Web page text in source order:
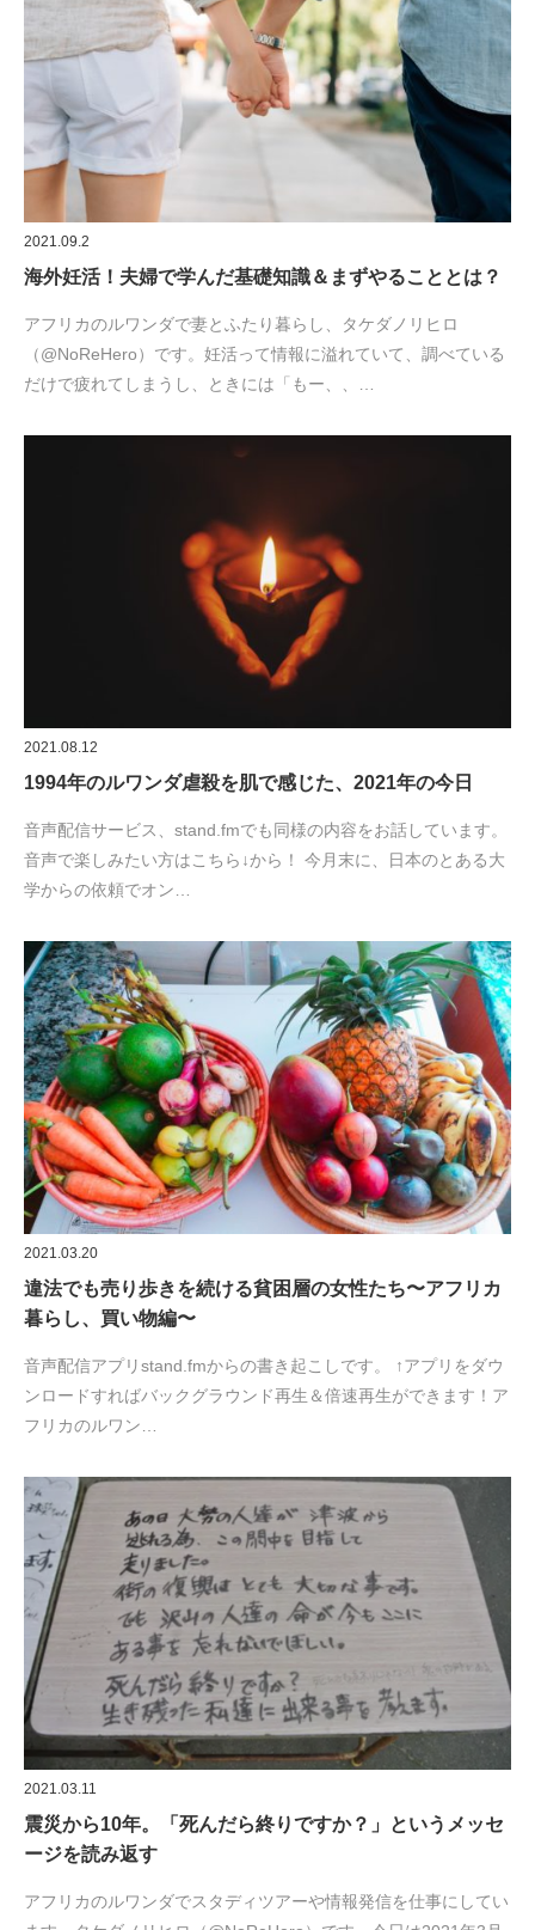
2021.09.2
海外妊活！夫婦で学んだ基礎知識＆まずやることとは？
アフリカのルワンダで妻とふたり暮らし、タケダノリヒロ
（@NoReHero）です。妊活って情報に溢れていて、調べている
だけで疲れてしまうし、ときには「もー、、…
2021.08.12
1994年のルワンダ虐殺を肌で感じた、2021年の今日
音声配信サービス、stand.fmでも同様の内容をお話しています。
音声で楽しみたい方はこちら↓から！ 今月末に、日本のとある大
学からの依頼でオン…
2021.03.20
違法でも売り歩きを続ける貧困層の女性たち〜アフリカ
暮らし、買い物編〜
音声配信アプリstand.fmからの書き起こしです。 ↑アプリをダウ
ンロードすればバックグラウンド再生＆倍速再生ができます！ア
フリカのルワン…
2021.03.11
震災から10年。「死んだら終りですか？」というメッセ
ージを読み返す
アフリカのルワンダでスタディツアーや情報発信を仕事にしてい